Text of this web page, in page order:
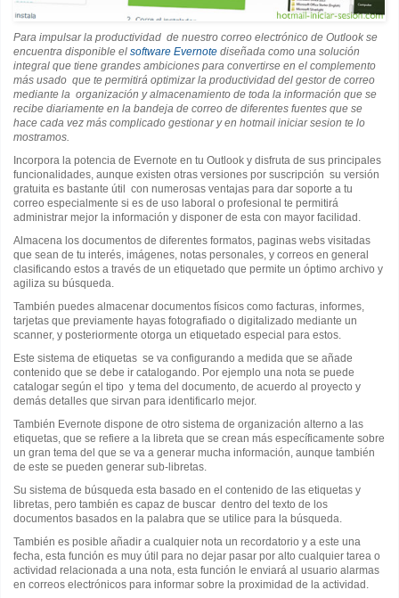
Para impulsar la productividad de nuestro correo electrónico de Outlook se
encuentra disponible el software Evernote diseñada como una solución
integral que tiene grandes ambiciones para convertirse en el complemento
más usado que te permitirá optimizar la productividad del gestor de correo
mediante la organización y almacenamiento de toda la información que se
recibe diariamente en la bandeja de correo de diferentes fuentes que se
hace cada vez más complicado gestionar y en hotmail iniciar sesion te lo
mostramos.
Incorpora la potencia de Evernote en tu Outlook y disfruta de sus principales
funcionalidades, aunque existen otras versiones por suscripción su versión
gratuita es bastante útil con numerosas ventajas para dar soporte a tu
correo especialmente si es de uso laboral o profesional te permitirá
administrar mejor la información y disponer de esta con mayor facilidad.
Almacena los documentos de diferentes formatos, paginas webs visitadas
que sean de tu interés, imágenes, notas personales, y correos en general
clasificando estos a través de un etiquetado que permite un óptimo archivo y
agiliza su búsqueda.
También puedes almacenar documentos físicos como facturas, informes,
tarjetas que previamente hayas fotografiado o digitalizado mediante un
scanner, y posteriormente otorga un etiquetado especial para estos.
Este sistema de etiquetas se va configurando a medida que se añade
contenido que se debe ir catalogando. Por ejemplo una nota se puede
catalogar según el tipo y tema del documento, de acuerdo al proyecto y
demás detalles que sirvan para identificarlo mejor.
También Evernote dispone de otro sistema de organización alterno a las
etiquetas, que se refiere a la libreta que se crean más específicamente sobre
un gran tema del que se va a generar mucha información, aunque también
de este se pueden generar sub-libretas.
Su sistema de búsqueda esta basado en el contenido de las etiquetas y
libretas, pero también es capaz de buscar dentro del texto de los
documentos basados en la palabra que se utilice para la búsqueda.
También es posible añadir a cualquier nota un recordatorio y a este una
fecha, esta función es muy útil para no dejar pasar por alto cualquier tarea o
actividad relacionada a una nota, esta función le enviará al usuario alarmas
en correos electrónicos para informar sobre la proximidad de la actividad.